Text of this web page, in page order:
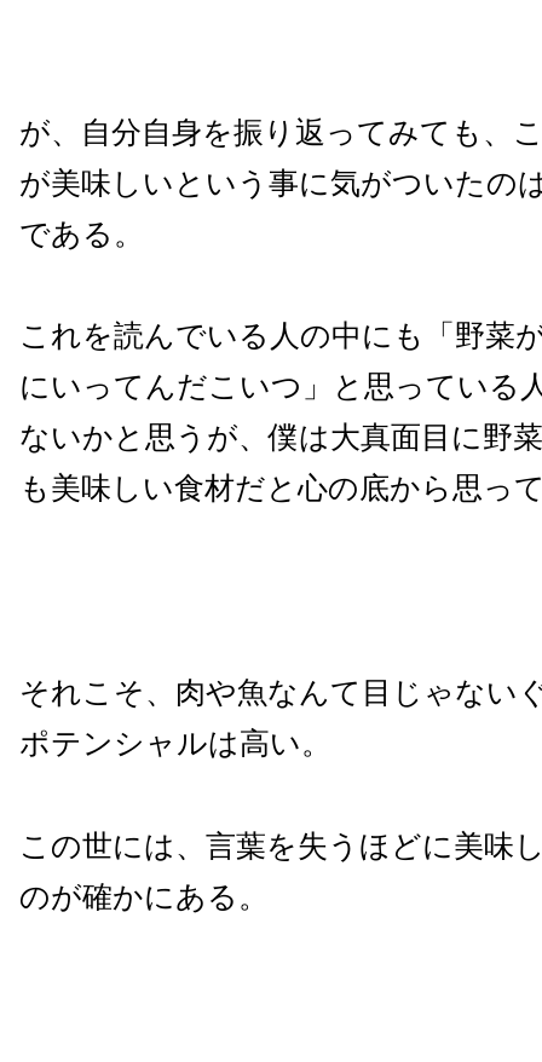
が、自分自身を振り返ってみても、
が美味しいという事に気がついたの
である。
これを読んでいる人の中にも「野菜
にいってんだこいつ」と思っている
ないかと思うが、僕は大真面目に野
も美味しい食材だと心の底から思っ
それこそ、肉や魚なんて目じゃない
ポテンシャルは高い。
この世には、言葉を失うほどに美味
のが確かにある。